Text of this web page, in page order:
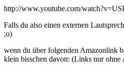
http://www.youtube.com/
Falls du also einen externen
;o)
wenn du über folgenden Amazonlink
klein bisschen davon: (Links nur ohne